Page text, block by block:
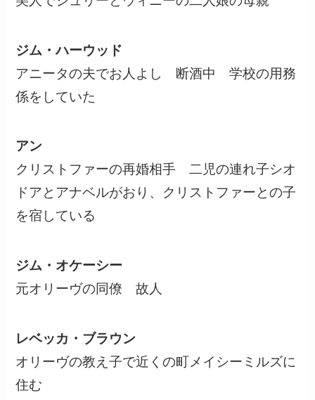
ジム・ハーウッド
アニータの夫でお人よし 断酒中 学校の用務
係をしていた
アン
クリストファーの再婚相手 二児の連れ子シオ
ドアとアナベルがおり、クリストファーとの子
を宿している
ジム・オケーシー
元オリーヴの同僚 故人
レベッカ・ブラウン
オリーヴの教え子で近くの町メイシーミルズに
住む